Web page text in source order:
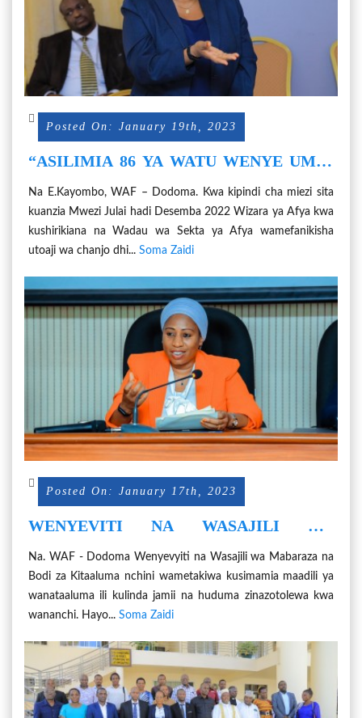
Posted On: January 19th, 2023
“ASILIMIA 86 YA WATU WENYE UMRI
WAMEPATA DOZI KAMILI YA CHANJO
YA UVIKO-19” - WAZIRI UMMY
MWALIMU
Na E.Kayombo, WAF – Dodoma. Kwa kipindi cha miezi sita
kuanzia Mwezi Julai hadi Desemba 2022 Wizara ya Afya kwa
kushirikiana na Wadau wa Sekta ya Afya wamefanikisha
utoaji wa chanjo dhi... Soma Zaidi
Posted On: January 17th, 2023
WENYEVITI NA WASAJILI WA
WATAALUMA - WAZIRI UMMY
Na. WAF - Dodoma Wenyevyiti na Wasajili wa Mabaraza na
Bodi za Kitaaluma nchini wametakiwa kusimamia maadili ya
wanataaluma ili kulinda jamii na huduma zinazotolewa kwa
wananchi. Hayo... Soma Zaidi